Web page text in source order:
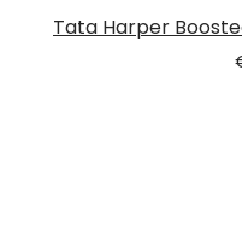
Tata Harper